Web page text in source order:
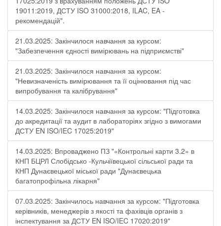
19011:2019, ДСТУ ISO 31000:2018, ILAC, EA -
рекомендацій".
21.03.2025: Закінчилося навчання за курсом:
"Забезпечення єдності вимірювань на підприємстві"
21.03.2025: Закінчилося навчання за курсом:
"Невизначеність вимірювання та її оцінювання під час
випробування та калібрування"
14.03.2025: Закінчилося навчання за курсом: "Підготовка
до акредитації та аудит в лабораторіях згідно з вимогами
ДСТУ EN ISO/IEC 17025:2019"
14.03.2025: Впроваджено ПЗ "«Контрольні карти 3.2» в
КНП БЦРЛ Слобідсько -Кульчіївецької сільської ради та
КНП Дунаєвецької міської ради "Дунаєвецька
багатопрофільна лікарня"
07.03.2025: Закінчилось навчання за курсом: "Підготовка
керівників, менеджерів з якості та фахівців органів з
інспектування за ДСТУ EN ISO/IEC 17020:2019"